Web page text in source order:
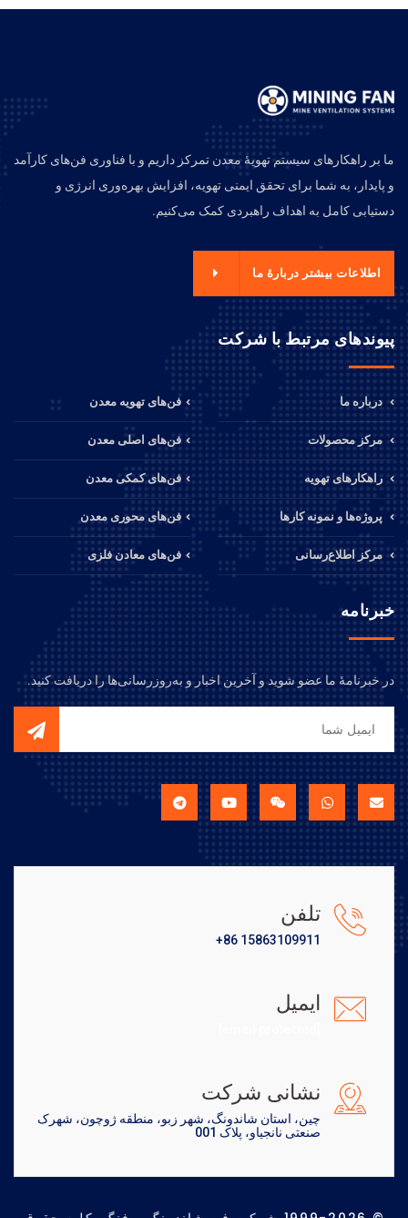
ما بر راهکارهای سیستم تهویهٔ معدن تمرکز داریم و با فناوری فن‌های کارآمد
و پایدار، به شما برای تحقق ایمنی تهویه، افزایش بهره‌وری انرژی و
دستیابی کامل به اهداف راهبردی کمک می‌کنیم.
اطلاعات بیشتر دربارهٔ ما
پیوندهای مرتبط با شرکت
درباره ما
مرکز محصولات
راهکارهای تهویه
پروژه‌ها و نمونه کارها
مرکز اطلاع‌رسانی
فن‌های تهویه معدن
فن‌های اصلی معدن
فن‌های کمکی معدن
فن‌های محوری معدن
فن‌های معادن فلزی
خبرنامه
در خبرنامهٔ ما عضو شوید و آخرین اخبار و به‌روزرسانی‌ها را دریافت کنید.
تلفن
+86 15863109911
ایمیل
نشانی شرکت
چین، استان شاندونگ، شهر زبو، منطقه ژوچون، شهرک
صنعتی نانجیاو، پلاک 001